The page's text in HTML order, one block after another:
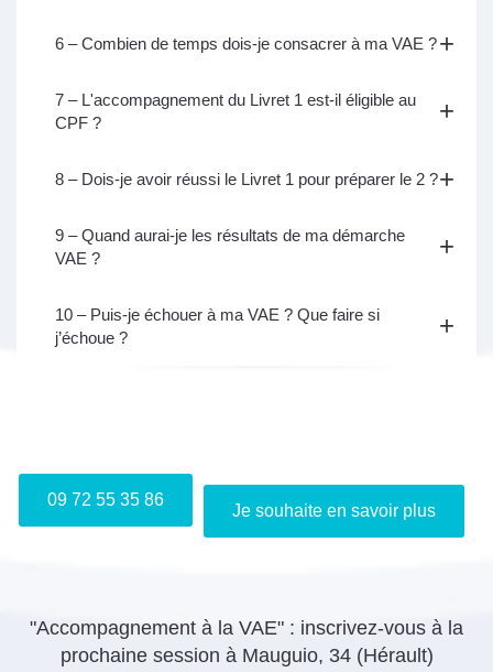
6 – Combien de temps dois-je consacrer à ma VAE ?
7 – L'accompagnement du Livret 1 est-il éligible au
CPF ?
8 – Dois-je avoir réussi le Livret 1 pour préparer le 2 ?
9 – Quand aurai-je les résultats de ma démarche
VAE ?
10 – Puis-je échouer à ma VAE ? Que faire si
j’échoue ?
09 72 55 35 86
Je souhaite en savoir plus
"Accompagnement à la VAE" : inscrivez-vous à la
prochaine session à Mauguio, 34 (Hérault)